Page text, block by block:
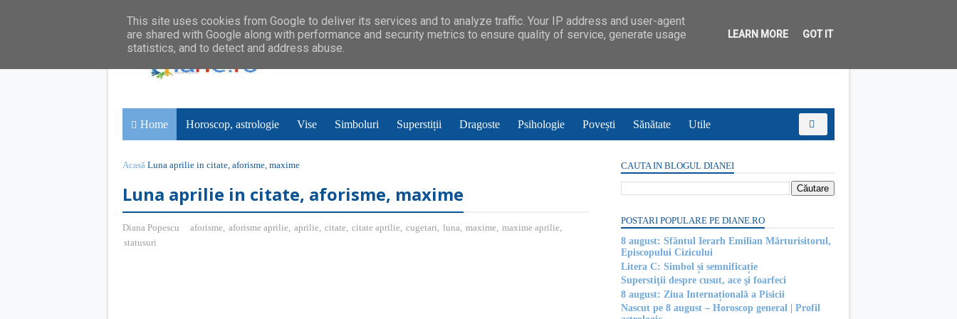
Home Horoscop, astrologie Vise Simboluri Superstiții Dragoste Psihologie Povești Sănătate Utile
Acasă Luna aprilie in citate, aforisme, maxime
Luna aprilie in citate, aforisme, maxime
Diana Popescu aforisme, aforisme aprilie, aprilie, citate, citate aprilie, cugetari, luna, maxime, maxime aprilie,
statusuri
CAUTA IN BLOGUL DIANEI
POSTARI POPULARE PE DIANE.RO
8 august: Sfântul Ierarh Emilian Mărturisitorul,
Episcopului Cizicului
Litera C: Simbol și semnificație
Superstiţii despre cusut, ace şi foarfeci
8 august: Ziua Internațională a Pisicii
Nascut pe 8 august – Horoscop general | Profil
This site uses cookies from Google to deliver its services and to analyze traffic. Your IP address and user-agent
are shared with Google along with performance and security metrics to ensure quality of service, generate usage
statistics, and to detect and address abuse.
LEARN MORE GOT IT